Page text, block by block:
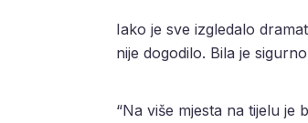
Iako je sve izgledalo
nije dogodilo. Bila je
“Na više mjesta na tijelu je